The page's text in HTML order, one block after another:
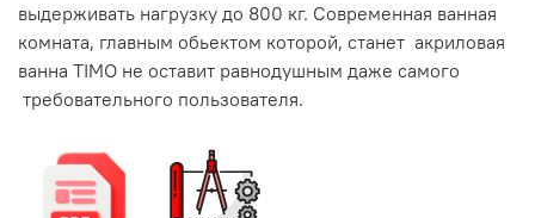
выдерживать нагрузку до 800 кг. Современная ванная
комната, главным обьектом которой, станет акриловая
ванна TIMO не оставит равнодушным даже самого
требовательного пользователя.